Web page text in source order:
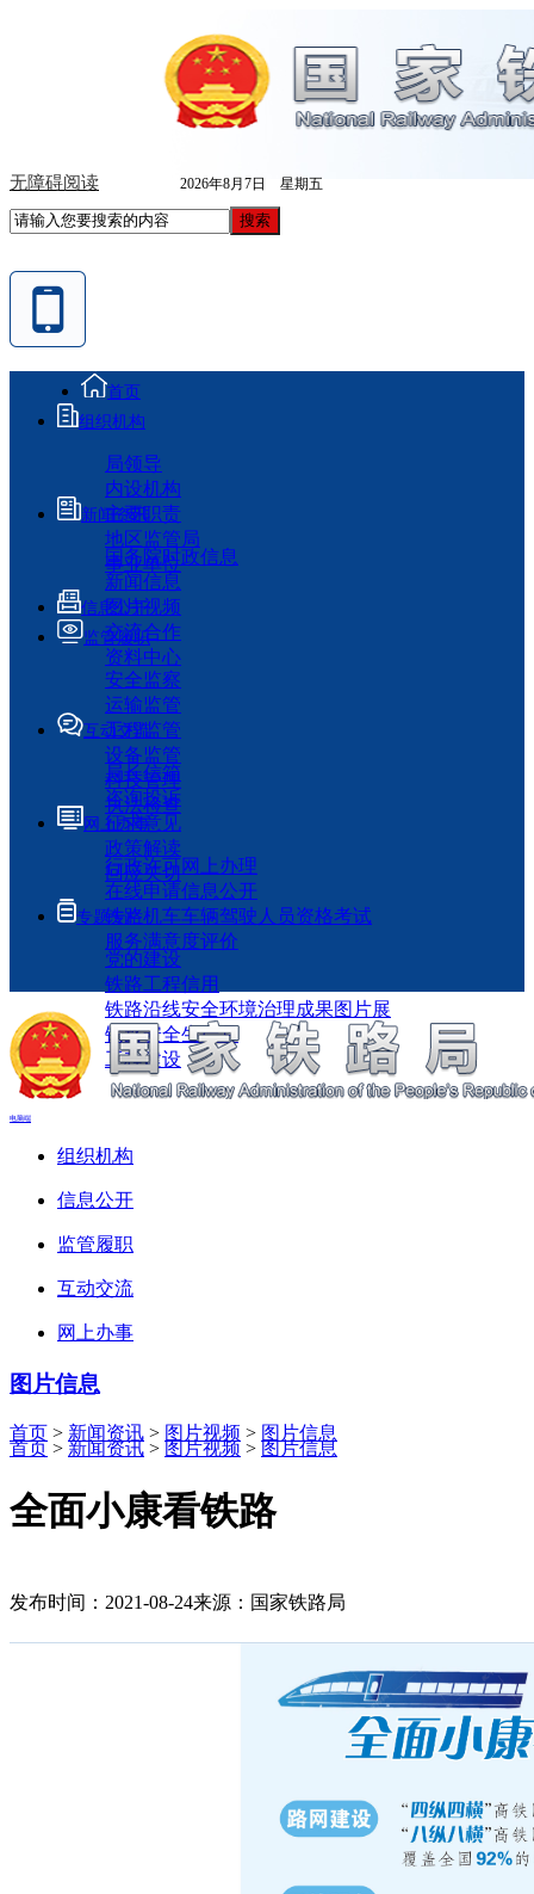
无障碍阅读 2026年8月7日 星期五
首页
组织机构
局领导
内设机构
主要职责
地区监管局
事业单位
新闻资讯
国务院时政信息
新闻信息
图片视频
交流合作
资料中心
信息公开
监管履职
安全监察
运输监管
工程监管
设备监管
科技管理
执法检查
互动交流
局长信箱
咨询投诉
征求意见
政策解读
回应关切
网上办事
行政许可网上办理
在线申请信息公开
铁路机车车辆驾驶人员资格考试
服务满意度评价
专题专栏
党的建设
铁路工程信用
铁路沿线安全环境治理成果图片展
铁路安全生产月
工程建设
电脑端
组织机构
信息公开
监管履职
互动交流
网上办事
图片信息
首页 > 新闻资讯 > 图片视频 > 图片信息
首页 > 新闻资讯 > 图片视频 > 图片信息
全面小康看铁路
发布时间：2021-08-24来源：国家铁路局